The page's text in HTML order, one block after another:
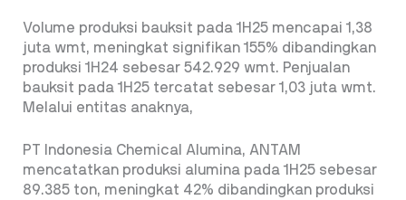
Volume produksi bauksit pada 1H25 mencapai 1,38
juta wmt, meningkat signifikan 155% dibandingkan
produksi 1H24 sebesar 542.929 wmt. Penjualan
bauksit pada 1H25 tercatat sebesar 1,03 juta wmt.
Melalui entitas anaknya,
PT Indonesia Chemical Alumina, ANTAM
mencatatkan produksi alumina pada 1H25 sebesar
89.385 ton, meningkat 42% dibandingkan produksi